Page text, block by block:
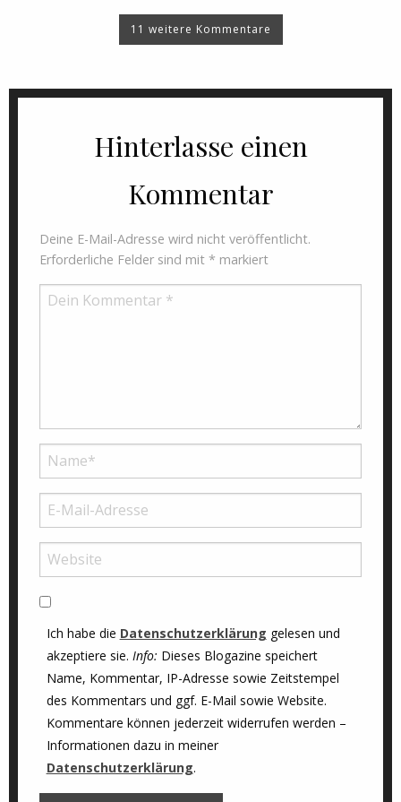
11 weitere Kommentare
Hinterlasse einen
Kommentar
Deine E-Mail-Adresse wird nicht veröffentlicht.
Erforderliche Felder sind mit * markiert
Ich habe die Datenschutzerklärung gelesen und
akzeptiere sie. Info: Dieses Blogazine speichert
Name, Kommentar, IP-Adresse sowie Zeitstempel
des Kommentars und ggf. E-Mail sowie Website.
Kommentare können jederzeit widerrufen werden –
Informationen dazu in meiner
Datenschutzerklärung.